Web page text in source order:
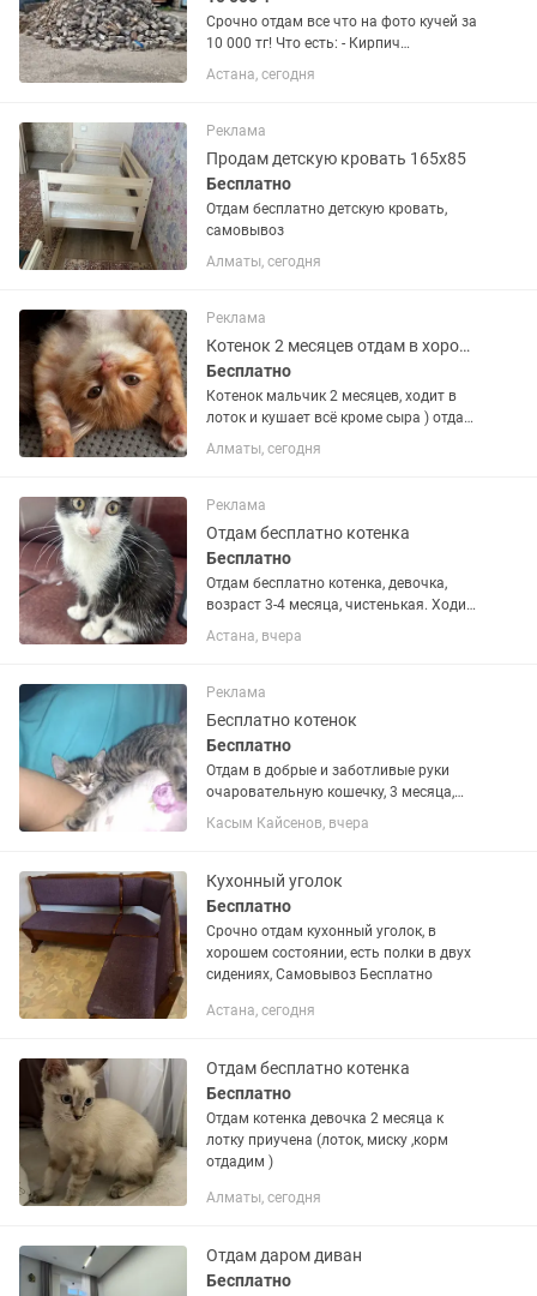
Срочно отдам все что на фото кучей за
10 000 тг! Что есть: - Кирпич
силикатный БУ ∼1000-1500 шт целых +
столько же боя, половинок, крошки -
подсыпку дороги, ям,...
Астана, сегодня
Реклама
Продам детскую кровать 165x85
Бесплатно
Отдам бесплатно детскую кровать,
самовывоз
Алматы, сегодня
Реклама
Котенок 2 месяцев отдам в хорошие руки
Бесплатно
Котенок мальчик 2 месяцев, ходит в
лоток и кушает всё кроме сыра ) отдам
бесплатно! Привитый и здоровый
Алматы, сегодня
Реклама
Отдам бесплатно котенка
Бесплатно
Отдам бесплатно котенка, девочка,
возраст 3-4 месяца, чистенькая. Ходит
в лоток, кушает сухой и влажный корм.
Район юго-востока. Новая когтеточка
девочки)
Астана, вчера
Реклама
Бесплатно котенок
Бесплатно
Отдам в добрые и заботливые руки
очаровательную кошечку, 3 месяца,
помесь бенгальской кошки. Очень
активная, игривая и любознательная
лотку. Любит внимание и игры,...
Касым Кайсенов, вчера
Кухонный уголок
Бесплатно
Срочно отдам кухонный уголок, в
хорошем состоянии, есть полки в двух
сидениях, Самовывоз Бесплатно
Астана, сегодня
Отдам бесплатно котенка
Бесплатно
Отдам котенка девочка 2 месяца к
лотку приучена (лоток, миску ,корм
отдадим )
Алматы, сегодня
Отдам даром диван
Бесплатно